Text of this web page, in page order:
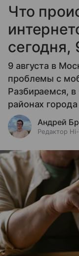
Что
сегодня,
9 августа в
проблемы с
Разбираемся,
районах
Андрей
Редактор